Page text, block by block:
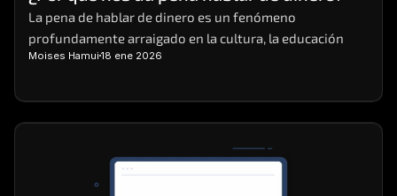
La pena de hablar de dinero es un fenómeno
profundamente arraigado en la cultura, la educación
Moises Hamui 18 ene 2026